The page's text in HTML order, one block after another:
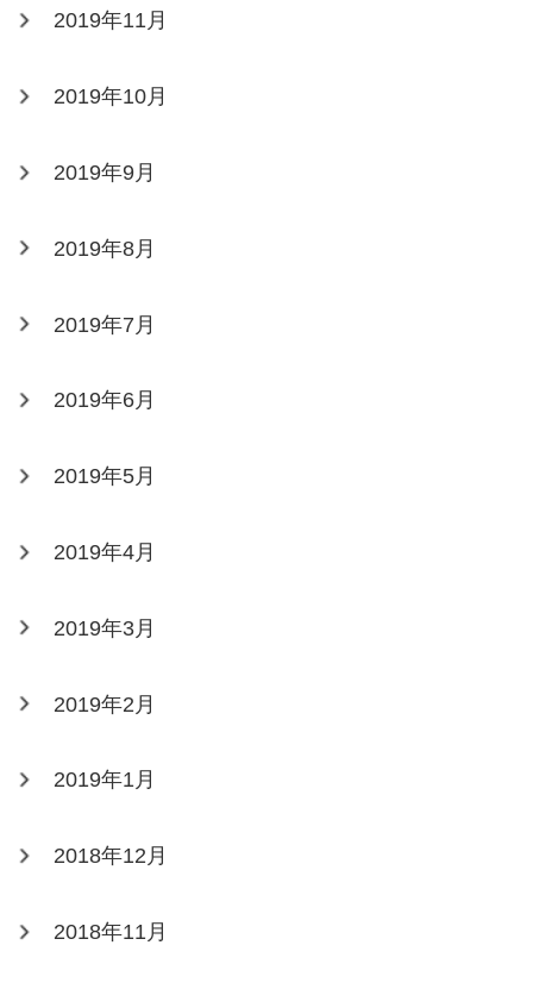
2019年11月
2019年10月
2019年9月
2019年8月
2019年7月
2019年6月
2019年5月
2019年4月
2019年3月
2019年2月
2019年1月
2018年12月
2018年11月